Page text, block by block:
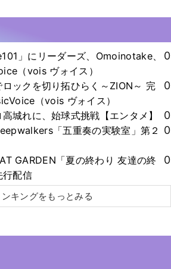
」にリーダーズ、Omoinotake、
（vois ヴォイス）
0
ロックを切り拓ひらく～ZION～ 完
（vois ヴォイス）
0
高城れに、始球式挑戦【エンタメ】
0
「五重奏の実験室」第２ 0
GARDEN「夏の終わり 友達の終
行配信
0
キングをもっとみる